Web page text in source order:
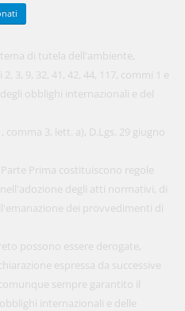
di tutela dell'ambiente,
3, 9, 32, 41, 42, 44, 117, commi 1 e
obblighi internazionali e del
3, lett. a), D.Lgs. 29 giugno
Prima costituiscono regole
degli atti normativi, di
dei provvedimenti di
possono essere derogate,
espressa da successive
sempre garantito il
internazionali e delle